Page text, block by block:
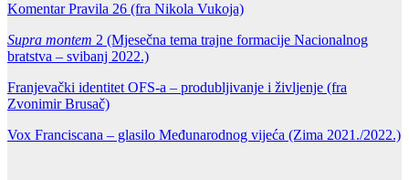
Komentar Pravila 26 (fra Nikola Vukoja)
Supra montem 2 (Mjesečna tema trajne formacije Nacionalnog
bratstva – svibanj 2022.)
Franjevački identitet OFS-a – produbljivanje i življenje (fra
Zvonimir Brusač)
Vox Franciscana – glasilo Međunarodnog vijeća (Zima 2021./2022.)